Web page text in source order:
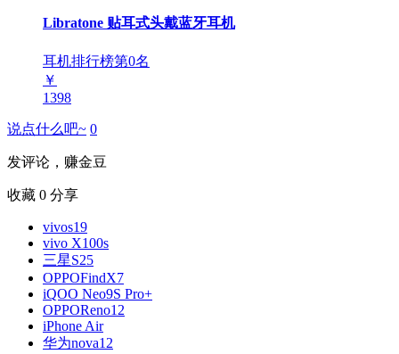
Libratone 贴耳式头戴蓝牙耳机
耳机排行榜第0名
￥
1398
说点什么吧~ 0
发评论，赚金豆
收藏 0 分享
vivos19
vivo X100s
三星S25
OPPOFindX7
iQOO Neo9S Pro+
OPPOReno12
iPhone Air
华为nova12